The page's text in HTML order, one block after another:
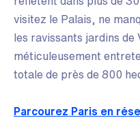
visitez le Palais, ne
les ravissants jardins de
méticuleusement
totale de près de 800
Parcourez Paris en